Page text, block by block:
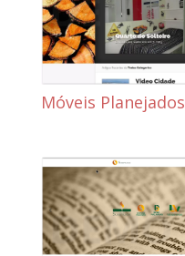
Móveis Planejados